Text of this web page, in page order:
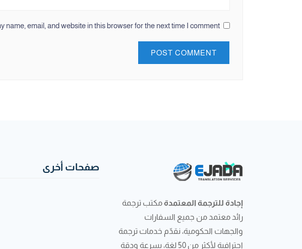
name, email, and website in this browser for the next time I comment.
إجادة للترجمة المعتمدة مكتب ترجمة
رائد معتمد من جميع السفارات
والجهات الحكومية، نقدّم خدمات ترجمة
احترافية لأكثر من 50 لغة، بسرعة ودقة
صفحات أخرى